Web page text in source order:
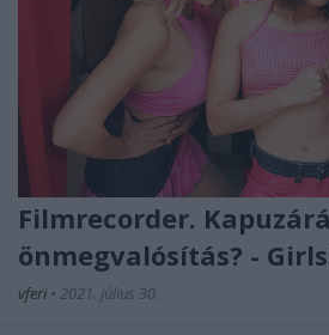
Filmrecorder.
önmegvalósítás? -
vferi • 2021. július 30.